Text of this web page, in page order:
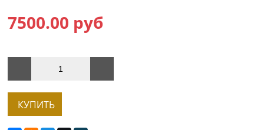
7500.00 руб
КУПИТЬ